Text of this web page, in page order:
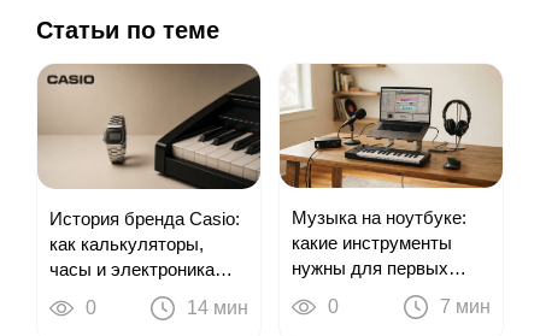
Статьи по теме
История бренда Casio:
как калькуляторы,
часы и электроника
привели к цифровым
пианино
0 14 мин
Музыка на ноутбуке:
какие инструменты
нужны для первых
0 7 мин